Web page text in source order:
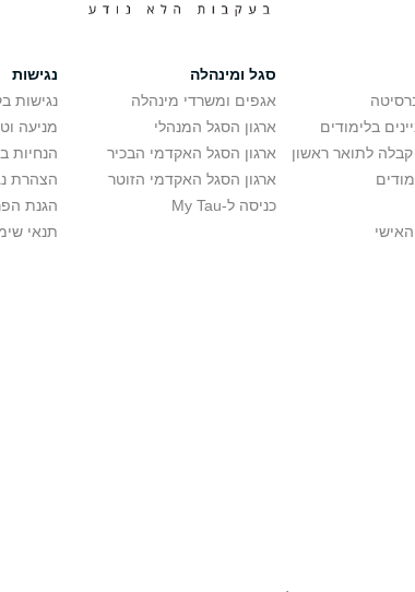
בלימודים
קבלה לתואר ראשון
סגל ומינהלה
אגפים ומשרדי מינהלה
ארגון הסגל המנהלי
ארגון הסגל האקדמי הבכיר
ארגון הסגל האקדמי הזוטר
כניסה ל-My Tau
נגישות
נגישות
מניעה
הנחיות
הצהרת
הגנת
תנאי